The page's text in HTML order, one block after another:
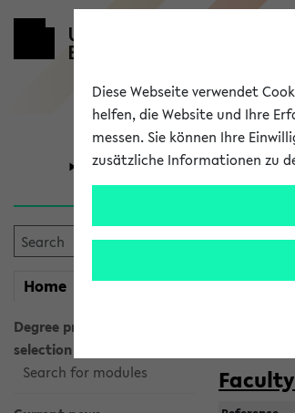
University
Home myeKVV
Degree programme
selection
Search for modules
Diese Webseite verwendet
helfen, die Website und Ihre
messen. Sie können Ihre
zusätzliche Informationen zu